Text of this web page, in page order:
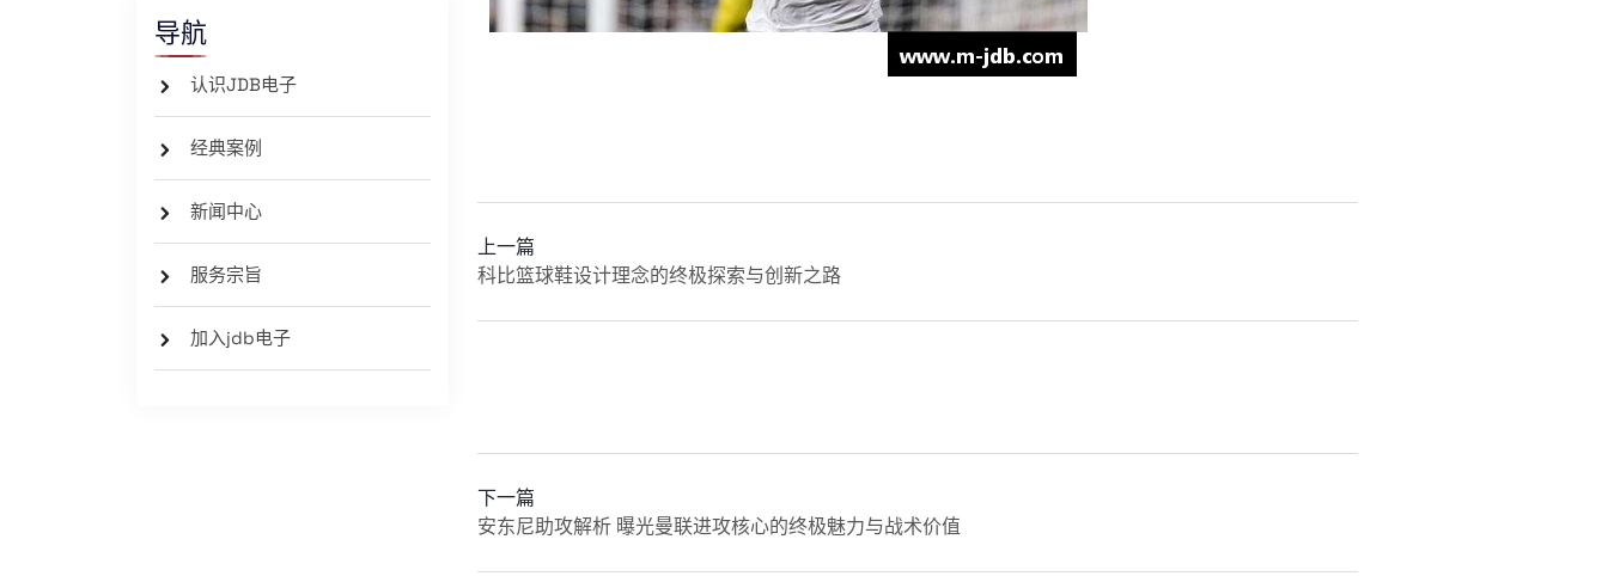
导航
认识JDB电子
经典案例
新闻中心
服务宗旨
加入jdb电子
上一篇
科比篮球鞋设计理念的终极探索与创新之路
下一篇
安东尼助攻解析 曝光曼联进攻核心的终极魅力与战术价值